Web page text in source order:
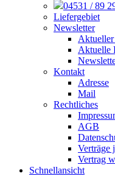
04531 / 89
Liefergebiet
Newsletter
Aktuelle
Kontakt
Adresse
Mail
Rechtliches
AGB
Verträge
Vertrag
Schnellansicht